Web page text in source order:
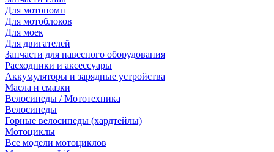
Для мотопомп
Для мотоблоков
Для моек
Для двигателей
Запчасти для навесного оборудования
Расходники и аксессуары
Аккумуляторы и зарядные устройства
Масла и смазки
Велосипеды / Мототехника
Велосипеды
Горные велосипеды (хардтейлы)
Мотоциклы
Все модели мотоциклов